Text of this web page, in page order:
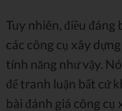
Tuy nhiên, điều đáng
các công cụ xây
tính năng như vậy.
để tranh luận bất cứ
bài đánh giá công cụ